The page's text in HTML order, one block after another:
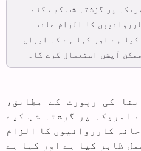
پر گزشتہ شب کیے گئے
کا الزام عائد
ہے اور کہا ہے کہ ایران
آپشن استعمال کرے گا۔
کی رپورٹ کے مطابق،
امریکہ پر گزشتہ شب کیے
کارروائیوں کا الزام
ظاہر کیا ہے اور کہا ہے